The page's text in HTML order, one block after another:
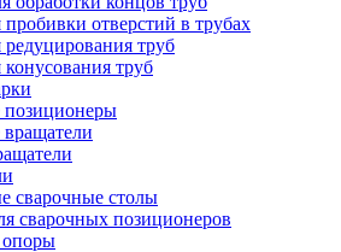
отверстий в трубах
труб
труб
сварочные столы
сварочных позиционеров
опоры